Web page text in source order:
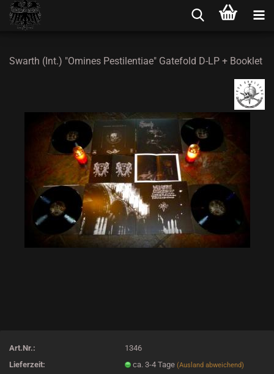
Swarth (Int.) "Omines Pestilentiae" Gatefold D-LP + Booklet
Art.Nr.:
1346
Lieferzeit:
ca. 3-4 Tage(Ausland abweichend)